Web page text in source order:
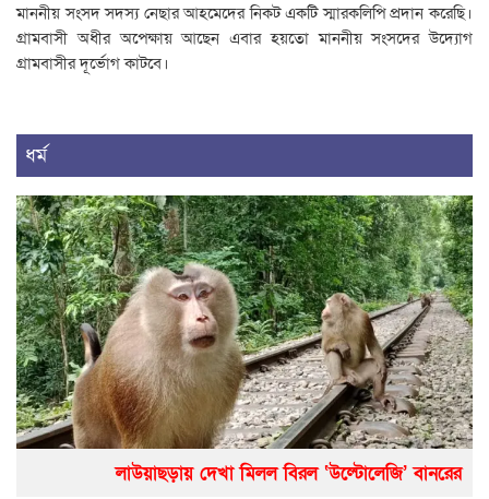
মাননীয় সংসদ সদস্য নেছার আহমেদের নিকট একটি স্মারকলিপি প্রদান করেছি।
গ্রামবাসী অধীর অপেক্ষায় আছেন এবার হয়তো মাননীয় সংসদের উদ্যোগ
গ্রামবাসীর দূর্ভোগ কাটবে।
ধর্ম
লাউয়াছড়ায় দেখা মিলল বিরল ‘উল্টোলেজি’ বানরের